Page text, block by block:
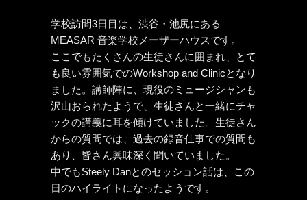
学校訪問3日目は、渋谷・池尻にある
MEASAR 音楽学校メーザーハウスです。
ここでもたくさんの生徒さんに囲まれ、とて
も良い雰囲気でのWorkshop and Clinicとなり
ました。講師陣に、現役のミュージシャンも
沢山おられたようで、生徒さんと一緒にチャ
ックの講義に耳を傾けていました。生徒さん
からの質問では、過去の録音仕事での質問も
あり、皆さん興味深く聞いていました。
中でもSteely Danとのセッション話は、この
日のハイライトになったようです。